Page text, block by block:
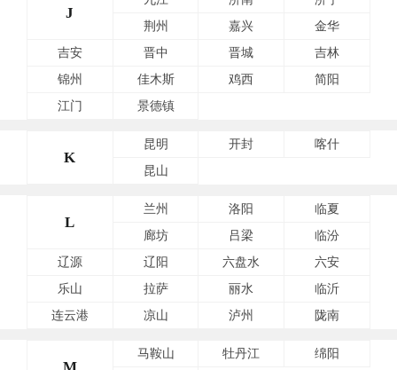
J
荆州
嘉兴
金华
吉安
晋中 晋城
吉林
锦州
佳木斯 鸡西
简阳
江门
景德镇
K
昆明 开封
喀什
昆山
L
兰州 洛阳
临夏
廊坊
吕梁
临汾
辽源
辽阳 六盘水
六安
乐山
拉萨 丽水
临沂
连云港
凉山 泸州 陇南
马鞍山 牡丹江
绵阳